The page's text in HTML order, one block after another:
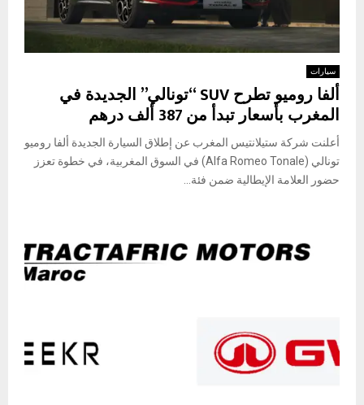
سيارات
ألفا روميو تطرح SUV “تونالي” الجديدة في
المغرب بأسعار تبدأ من 387 ألف درهم
أعلنت شركة ستيلانتيس المغرب عن إطلاق السيارة الجديدة ألفا روميو
تونالي (Alfa Romeo Tonale) في السوق المغربية، في خطوة تعزز
حضور العلامة الإيطالية ضمن فئة...